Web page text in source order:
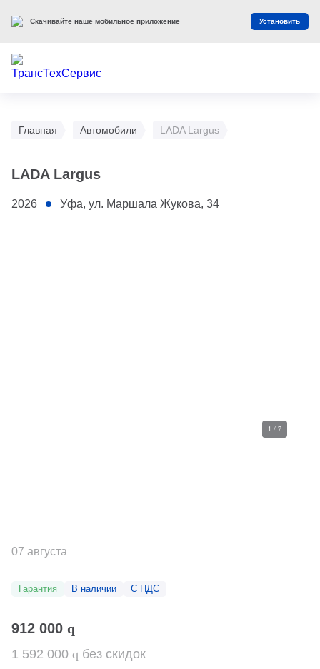
Главная Автомобили LADA Largus
LADA Largus
2026 Уфа, ул. Маршала Жукова, 34
1 / 7
07 августа
Гарантия В наличии С НДС
912 000 q
1 592 000 q без скидок
Скачивайте наше мобильное приложение Установить